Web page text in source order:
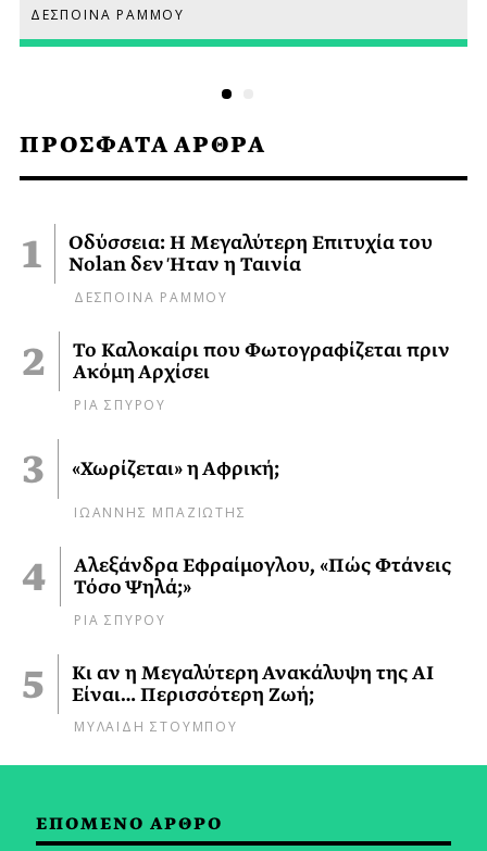
ΠΡΟΣΦΑΤΑ ΑΡΘΡΑ
Οδύσσεια: Η Μεγαλύτερη Επιτυχία του
Nolan δεν Ήταν η Ταινία
ΔΕΣΠΟΙΝΑ ΡΑΜΜΟΥ
Το Καλοκαίρι που Φωτογραφίζεται πριν
Ακόμη Αρχίσει
ΡΙΑ ΣΠΥΡΟΥ
«Χωρίζεται» η Αφρική;
ΙΩΑΝΝΗΣ ΜΠΑΖΙΩΤΗΣ
Αλεξάνδρα Εφραίμογλου, «Πώς Φτάνεις
Τόσο Ψηλά;»
ΡΙΑ ΣΠΥΡΟΥ
Κι αν η Μεγαλύτερη Ανακάλυψη της AI
Είναι… Περισσότερη Ζωή;
ΜΥΛΑΙΔΗ ΣΤΟΥΜΠΟΥ
ΔΕΣΠΟΙΝΑ ΡΑΜΜΟΥ
ΕΠΟΜΕΝΟ ΑΡΘΡΟ